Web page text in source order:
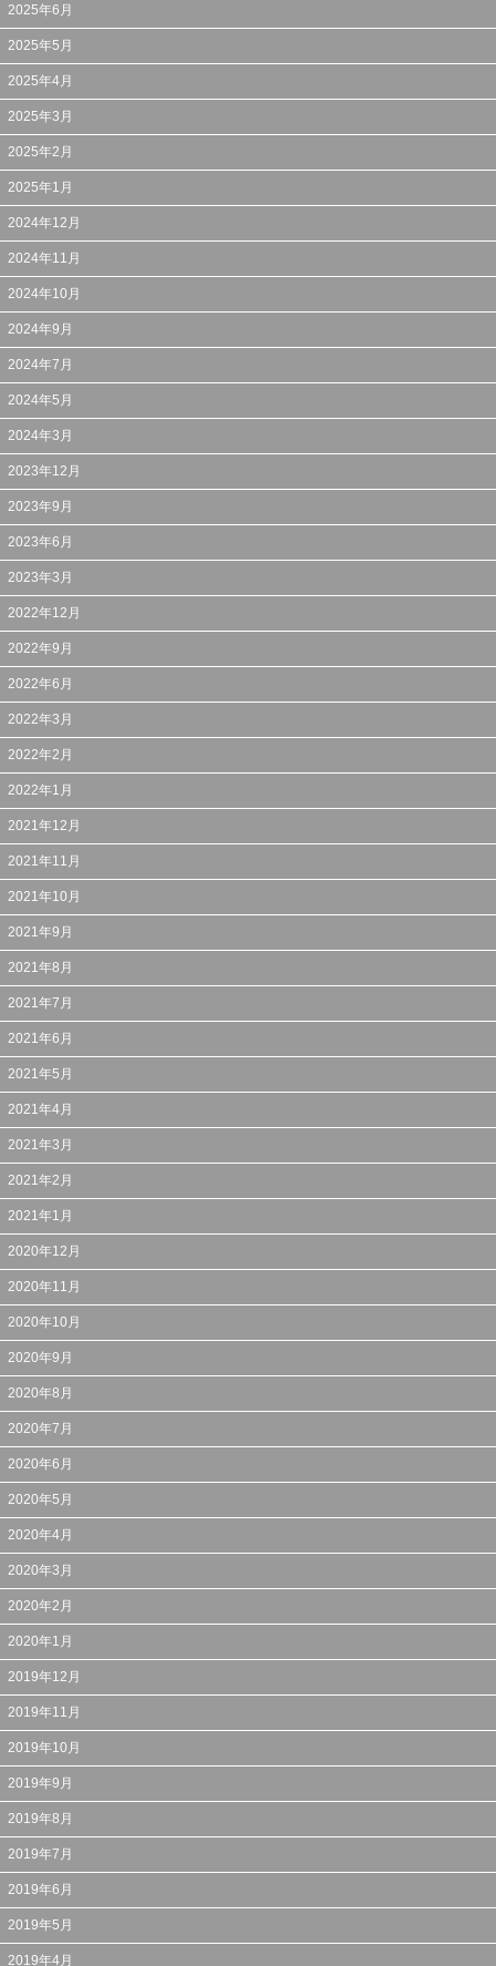
2025年6月
2025年5月
2025年4月
2025年3月
2025年2月
2025年1月
2024年12月
2024年11月
2024年10月
2024年9月
2024年7月
2024年5月
2024年3月
2023年12月
2023年9月
2023年6月
2023年3月
2022年12月
2022年9月
2022年6月
2022年3月
2022年2月
2022年1月
2021年12月
2021年11月
2021年10月
2021年9月
2021年8月
2021年7月
2021年6月
2021年5月
2021年4月
2021年3月
2021年2月
2021年1月
2020年12月
2020年11月
2020年10月
2020年9月
2020年8月
2020年7月
2020年6月
2020年5月
2020年4月
2020年3月
2020年2月
2020年1月
2019年12月
2019年11月
2019年10月
2019年9月
2019年8月
2019年7月
2019年6月
2019年5月
2019年4月